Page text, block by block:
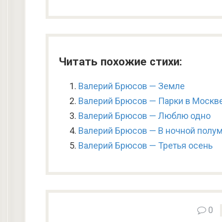
Читать похожие стихи:
Валерий Брюсов — Земле
Валерий Брюсов — Парки в
Валерий Брюсов — Люблю одно
Валерий Брюсов — В ночной
Валерий Брюсов — Третья осень
0